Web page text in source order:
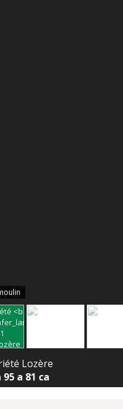
Lozère
95 a 81 ca